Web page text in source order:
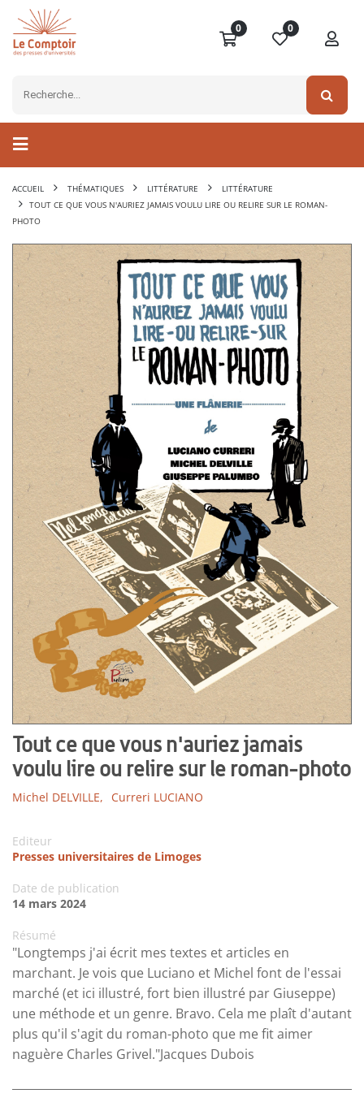
0 0
ACCUEIL THÉMATIQUES LITTÉRATURE
LITTÉRATURE
TOUT CE QUE VOUS N'AURIEZ JAMAIS VOULU LIRE OU RELIRE SUR LE ROMAN-
PHOTO
Tout ce que vous n'auriez jamais
voulu lire ou relire sur le roman-photo
Michel DELVILLE, Curreri LUCIANO
Editeur
Presses universitaires de Limoges
Date de publication
14 mars 2024
Résumé
"Longtemps j'ai écrit mes textes et articles en
marchant. Je vois que Luciano et Michel font de l'essai
marché (et ici illustré, fort bien illustré par Giuseppe)
une méthode et un genre. Bravo. Cela me plaît d'autant
plus qu'il s'agit du roman-photo que me fit aimer
naguère Charles Grivel."Jacques Dubois